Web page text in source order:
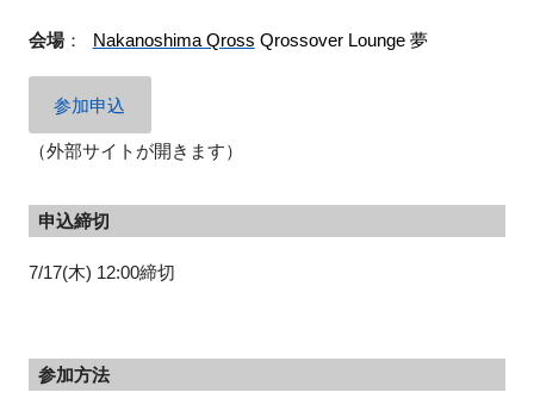
会場： Nakanoshima Qross Qrossover Lounge 夢
参加申込
（外部サイトが開きます）
申込締切
7/17(木) 12:00締切
参加方法